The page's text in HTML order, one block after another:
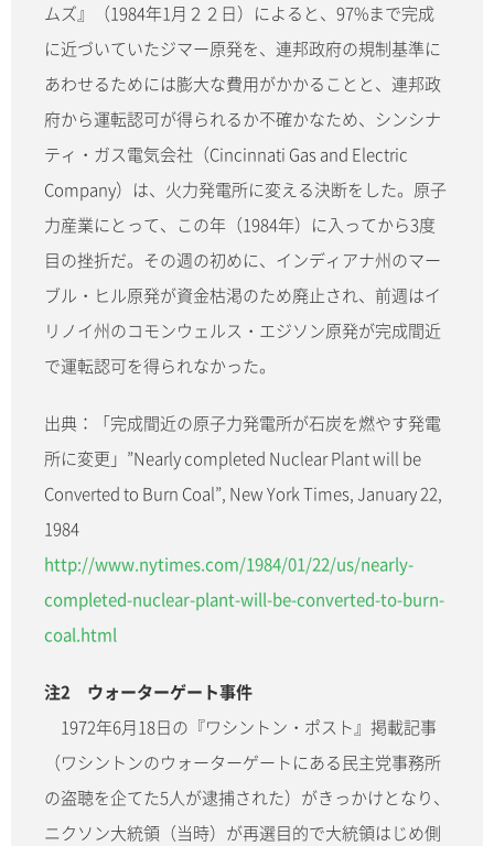
ムズ』（1984年1月２２日）によると、97%まで完成
に近づいていたジマー原発を、連邦政府の規制基準に
あわせるためには膨大な費用がかかることと、連邦政
府から運転認可が得られるか不確かなため、シンシナ
ティ・ガス電気会社（Cincinnati Gas and Electric
Company）は、火力発電所に変える決断をした。原子
力産業にとって、この年（1984年）に入ってから3度
目の挫折だ。その週の初めに、インディアナ州のマー
ブル・ヒル原発が資金枯渇のため廃止され、前週はイ
リノイ州のコモンウェルス・エジソン原発が完成間近
で運転認可を得られなかった。
出典：「完成間近の原子力発電所が石炭を燃やす発電
所に変更」”Nearly completed Nuclear Plant will be
Converted to Burn Coal”, New York Times, January 22,
1984
http://www.nytimes.com/1984/01/22/us/nearly-
completed-nuclear-plant-will-be-converted-to-burn-
coal.html
注2 ウォーターゲート事件
1972年6月18日の『ワシントン・ポスト』掲載記事
（ワシントンのウォーターゲートにある民主党事務所
の盗聴を企てた5人が逮捕された）がきっかけとなり、
ニクソン大統領（当時）が再選目的で大統領はじめ側